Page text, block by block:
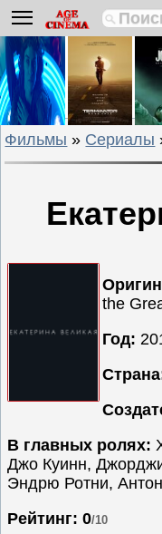
Биографии
Боевики
Вестерны
Военные
Детективы
Драмы
Комедии
Мультфильмы
Мюзиклы
фильмы
Сериалы
Спорт
Триллеры
Фильмы » Сериалы
the
Год:
В главных ролях:
Джо Куинн,
Эндрю Ротни,
Рейтинг: 0/10